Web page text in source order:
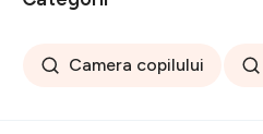
Camera copilului